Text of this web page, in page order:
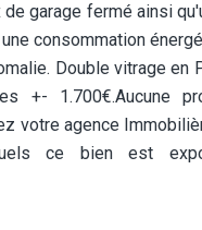
de garage fermé ainsi
consommation
Double vitrage
+- 1.700€.Aucune
votre agence
ce bien est